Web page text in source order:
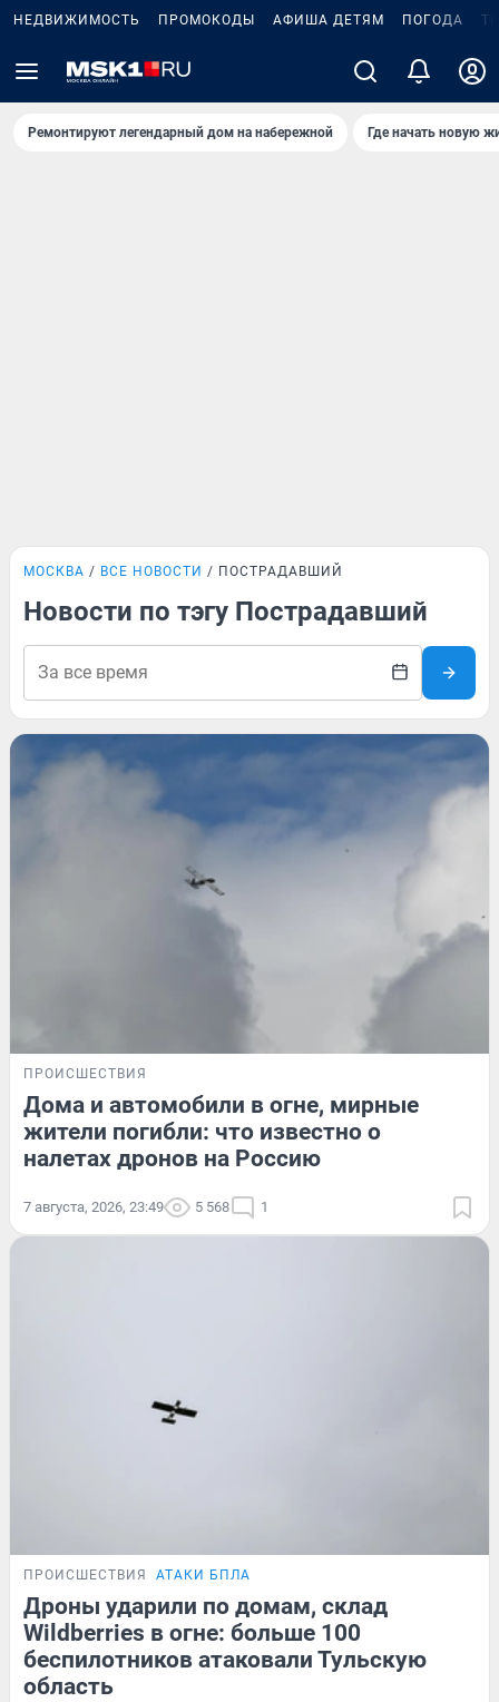
НЕДВИЖИМОСТЬ ПРОМОКОДЫ АФИША ДЕТЯМ ПОГОДА
Ремонтируют легендарный дом на набережной Где начать новую
МОСКВА ВСЕ НОВОСТИ ПОСТРАДАВШИЙ
Новости по тэгу Пострадавший
ПРОИСШЕСТВИЯ
Дома и автомобили в огне, мирные
жители погибли: что известно о
налетах дронов на Россию
7 августа, 2026, 23:49 5 568 1
ПРОИСШЕСТВИЯ АТАКИ БПЛА
Дроны ударили по домам, склад
Wildberries в огне: больше 100
беспилотников атаковали Тульскую
область